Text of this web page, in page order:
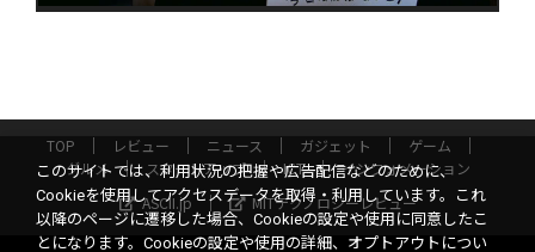
TOP レビュー ニュース ガジェット
ゲーム
グルメ
スタートアップ ICT
インフォメーション
ASCII.jp
MITテクノロジーレビュー
このサイトでは、利用状況の把握や広告配信などのために、
Cookieを使用してアクセスデータを取得・利用しています。これ
以降のページに遷移した場合、Cookieの設定や使用に同意したこ
とになります。Cookieの設定や使用の詳細、オプトアウトについ